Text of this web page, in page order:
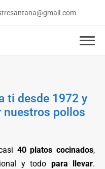
ti desde 1972 y
nuestros pollos
40 platos cocinados,
y todo para llevar.